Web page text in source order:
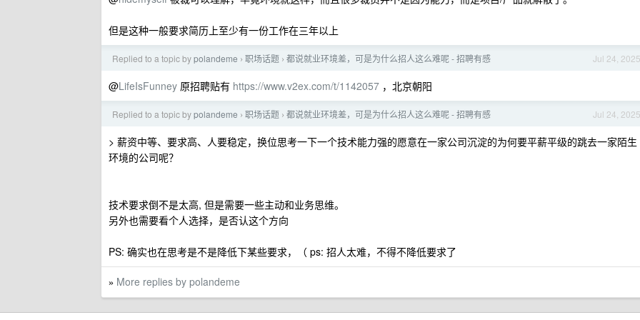
但是这种一般要求简历上至少有一份工作在三年以上
Jul 24, 2025
Replied to a topic bypolandeme › 职场话题 › 都说就业环境差，可是为什么招人这么难呢 - 招聘有感
@LifeIsFunney 原招聘贴有 https://www.v2ex.com/t/1142057 ，北京朝阳
Jul 24, 2025
Replied to a topic bypolandeme › 职场话题 › 都说就业环境差，可是为什么招人这么难呢 - 招聘有感
> 薪资中等、要求高、人要稳定，换位思考一下一个技术能力强的愿意在一家公司沉淀的为何要平薪平级的跳去一家陌生
环境的公司呢？
技术要求倒不是太高, 但是需要一些主动和业务思维。
另外也需要看个人选择，是否认这个方向
PS: 确实也在思考是不是降低下某些要求，（ ps: 招人太难，不得不降低要求了
» More replies by polandeme